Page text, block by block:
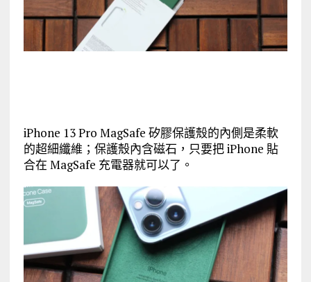
iPhone 13 Pro MagSafe 矽膠保護殼的內側是柔軟
的超細纖維；保護殼內含磁石，只要把 iPhone 貼
合在 MagSafe 充電器就可以了。